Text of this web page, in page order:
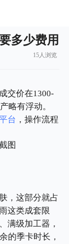
多少费用
15人浏览
交价在1300-
略有浮动。
台 ，操作流程
图
，这部分就占
这类成套限
满级加工器，
的季卡时长，